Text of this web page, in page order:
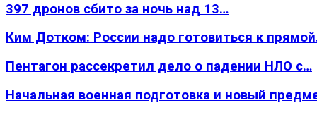
397 дронов сбито за ночь над 13…
Ким Дотком: России надо готовиться к
Пентагон рассекретил дело о падении НЛО с…
Начальная военная подготовка и новый